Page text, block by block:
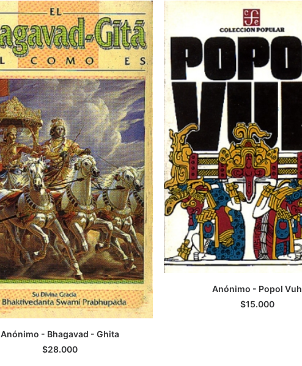
AGREGAR AL CARRITO
Anónimo - Bhagavad - Ghita
$28.000
Anónimo - Popol Vuh
$15.000